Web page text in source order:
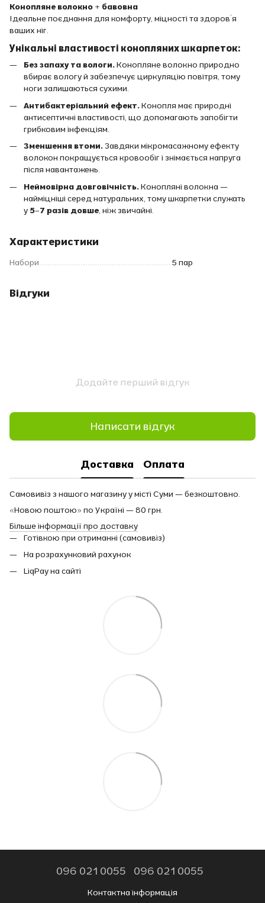
Конопляне волокно + бавовна
Ідеальне поєднання для комфорту, міцності та здоров’я
ваших ніг.
Унікальні властивості конопляних шкарпеток:
Без запаху та вологи.Конопляне волокно природно
вбирає вологу й забезпечує циркуляцію повітря, тому
ноги залишаються сухими.
Антибактеріальний ефект.Конопля має природні
антисептичні властивості, що допомагають запобігти
грибковим інфекціям.
Зменшення втоми.Завдяки мікромасажному ефекту
волокон покращується кровообіг і знімається напруга
після навантажень.
Неймовірна довговічність.Конопляні волокна —
найміцніші серед натуральних, тому шкарпетки служать
у 5–7 разів довше , ніж звичайні.
Характеристики
Набори 5 пар
Відгуки
Додайте перший відгук
Написати відгук
Доставка Оплата
Самовивіз з нашого магазину у місті Суми — безкоштовно.
«Новою поштою» по Україні — 80 грн.
Більше інформації про доставку
Готівкою при отриманні (самовивіз)
На розрахунковий рахунок
LiqPay на сайті
096 021 0055 096 021 0055
Контактна інформація